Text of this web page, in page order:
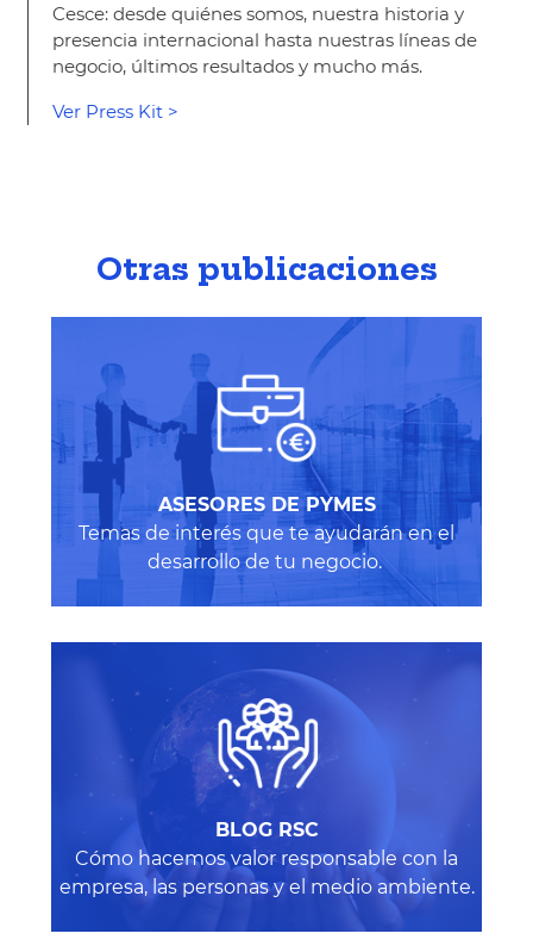
Cesce: desde quiénes somos, nuestra historia y
presencia internacional hasta nuestras líneas de
negocio, últimos resultados y mucho más.
Ver Press Kit >
Otras publicaciones
ASESORES DE PYMES
Temas de interés que te ayudarán en el
desarrollo de tu negocio.
BLOG RSC
Cómo hacemos valor responsable con la
empresa, las personas y el medio ambiente.